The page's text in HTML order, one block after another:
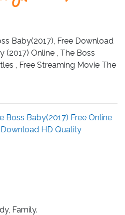
Baby(2017), Free Download
(2017) Online , The Boss
, Free Streaming Movie The
Boss Baby(2017) Free Online
HD Quality
Family.